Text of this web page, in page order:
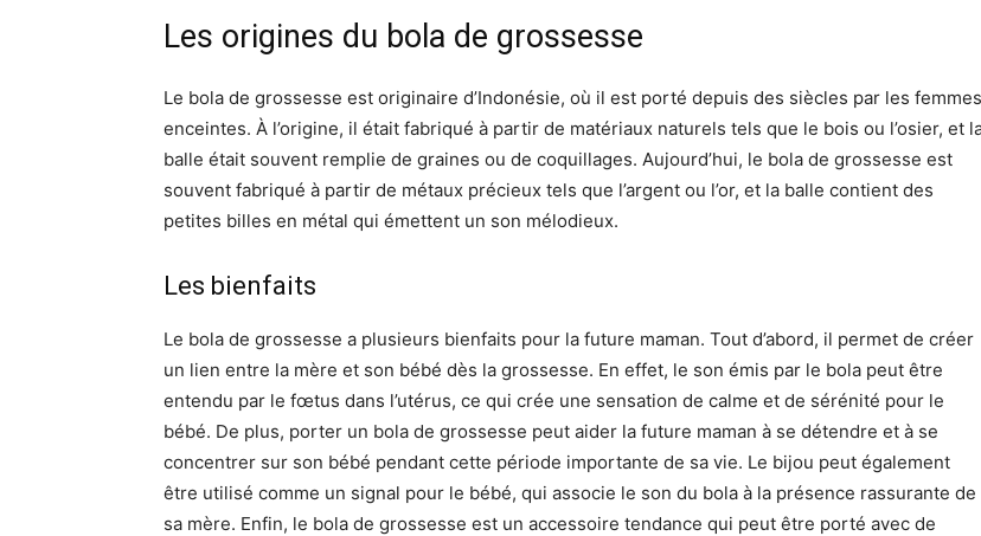
Les origines du bola de grossesse
Le bola de grossesse est originaire d’Indonésie, où il est porté depuis des siècles par les femmes
enceintes. À l’origine, il était fabriqué à partir de matériaux naturels tels que le bois ou l’osier, et
balle était souvent remplie de graines ou de coquillages. Aujourd’hui, le bola de grossesse est
souvent fabriqué à partir de métaux précieux tels que l’argent ou l’or, et la balle contient des
petites billes en métal qui émettent un son mélodieux.
Les bienfaits
Le bola de grossesse a plusieurs bienfaits pour la future maman. Tout d’abord, il permet de créer
un lien entre la mère et son bébé dès la grossesse. En effet, le son émis par le bola peut être
entendu par le fœtus dans l’utérus, ce qui crée une sensation de calme et de sérénité pour le
bébé. De plus, porter un bola de grossesse peut aider la future maman à se détendre et à se
concentrer sur son bébé pendant cette période importante de sa vie. Le bijou peut également
être utilisé comme un signal pour le bébé, qui associe le son du bola à la présence rassurante de
sa mère. Enfin, le bola de grossesse est un accessoire tendance qui peut être porté avec de